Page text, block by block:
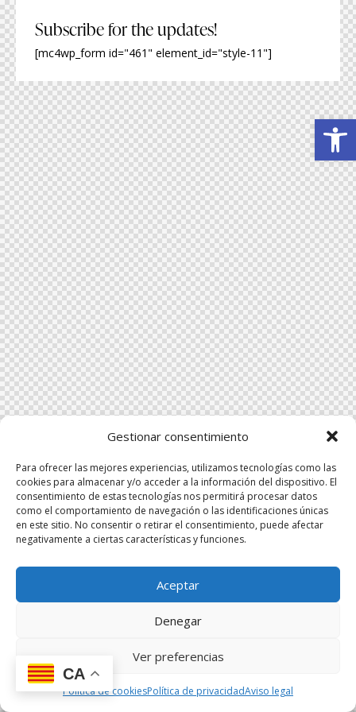
Obre la barra d'eines
Gestionar consentimiento
Para ofrecer las mejores experiencias, utilizamos tecnologías como las
cookies para almacenar y/o acceder a la información del dispositivo. El
consentimiento de estas tecnologías nos permitirá procesar datos
como el comportamiento de navegación o las identificaciones únicas
en este sitio. No consentir o retirar el consentimiento, puede afectar
negativamente a ciertas características y funciones.
Aceptar
Denegar
Ver preferencias
Política de cookiesPolítica de privacidadAviso legal
Subscribe for the updates!
[mc4wp_form id="461" element_id="style-11"]
CA